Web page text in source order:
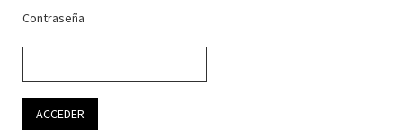
Contraseña